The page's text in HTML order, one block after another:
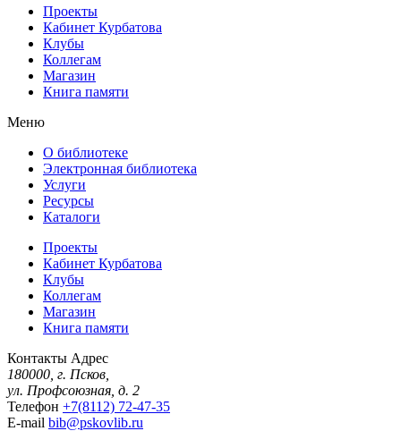
Проекты
Кабинет Курбатова
Клубы
Коллегам
Магазин
Книга памяти
Меню
О библиотеке
Электронная библиотека
Услуги
Ресурсы
Каталоги
Проекты
Кабинет Курбатова
Клубы
Коллегам
Магазин
Книга памяти
Контакты Адрес
180000, г. Псков,
ул. Профсоюзная, д. 2
Телефон +7(8112) 72-47-35
E-mail bib@pskovlib.ru